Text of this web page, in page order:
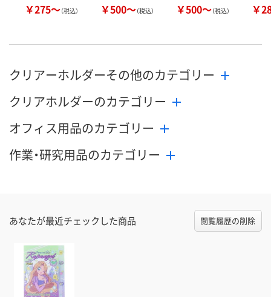
￥275～（税込） ￥500～（税込） ￥500～（税込） ￥
クリアーホルダーその他のカテゴリー
クリアホルダーのカテゴリー
オフィス用品のカテゴリー
作業・研究用品のカテゴリー
あなたが最近チェックした商品 閲覧履歴の削除